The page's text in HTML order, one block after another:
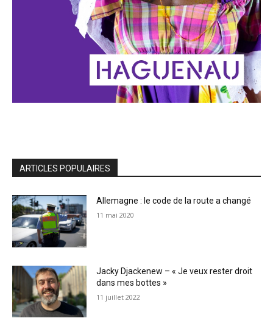
ARTICLES POPULAIRES
Allemagne : le code de la route a changé
11 mai 2020
Jacky Djackenew – « Je veux rester droit
dans mes bottes »
11 juillet 2022